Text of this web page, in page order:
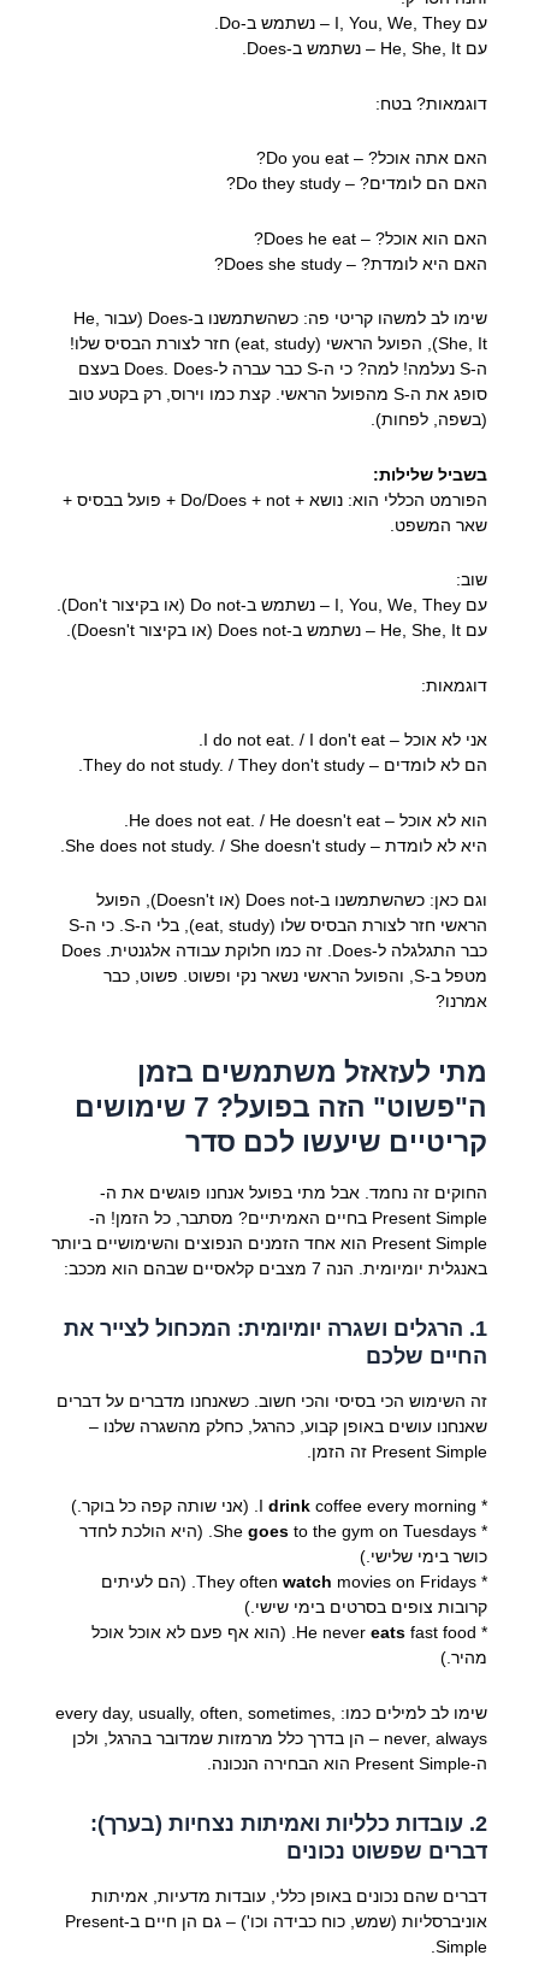
עם I, You, We, They – נשתמש ב-Do.
עם He, She, It – נשתמש ב-Does.
דוגמאות? בטח:
האם אתה אוכל? – Do you eat?
האם הם לומדים? – Do they study?
האם הוא אוכל? – Does he eat?
האם היא לומדת? – Does she study?
שימו לב למשהו קריטי פה: כשהשתמשנו ב-Does (עבור He,
She, It), הפועל הראשי (eat, study) חזר לצורת הבסיס שלו!
ה-S נעלמה! למה? כי ה-S כבר עברה ל-Does. Does בעצם
סופג את ה-S מהפועל הראשי. קצת כמו וירוס, רק בקטע טוב
(בשפה, לפחות).
בשביל שלילות:
הפורמט הכללי הוא: נושא + Do/Does + not + פועל בבסיס +
שאר המשפט.
שוב:
עם I, You, We, They – נשתמש ב-Do not (או בקיצור Don't).
עם He, She, It – נשתמש ב-Does not (או בקיצור Doesn't).
דוגמאות:
אני לא אוכל – I do not eat. / I don't eat.
הם לא לומדים – They do not study. / They don't study.
הוא לא אוכל – He does not eat. / He doesn't eat.
היא לא לומדת – She does not study. / She doesn't study.
וגם כאן: כשהשתמשנו ב-Does not (או Doesn't), הפועל
הראשי חזר לצורת הבסיס שלו (eat, study), בלי ה-S. כי ה-S
כבר התגלגלה ל-Does. זה כמו חלוקת עבודה אלגנטית. Does
מטפל ב-S, והפועל הראשי נשאר נקי ופשוט. פשוט, כבר
אמרנו?
מתי לעזאזל משתמשים בזמן
ה"פשוט" הזה בפועל? 7 שימושים
קריטיים שיעשו לכם סדר
החוקים זה נחמד. אבל מתי בפועל אנחנו פוגשים את ה-
Present Simple בחיים האמיתיים? מסתבר, כל הזמן! ה-
Present Simple הוא אחד הזמנים הנפוצים והשימושיים ביותר
באנגלית יומיומית. הנה 7 מצבים קלאסיים שבהם הוא מככב:
1. הרגלים ושגרה יומיומית: המכחול לצייר את
החיים שלכם
זה השימוש הכי בסיסי והכי חשוב. כשאנחנו מדברים על דברים
שאנחנו עושים באופן קבוע, כהרגל, כחלק מהשגרה שלנו –
Present Simple זה הזמן.
* I
drink coffee every morning. (אני שותה קפה כל בוקר.)
* She
goes
to the gym on Tuesdays. (היא הולכת לחדר
כושר בימי שלישי.)
* They often
watch
movies on Fridays. (הם לעיתים
קרובות צופים בסרטים בימי שישי.)
* He never
eats
fast food. (הוא אף פעם לא אוכל אוכל
מהיר.)
שימו לב למילים כמו: every day, usually, often, sometimes,
never, always – הן בדרך כלל מרמזות שמדובר בהרגל, ולכן
ה-Present Simple הוא הבחירה הנכונה.
2. עובדות כלליות ואמיתות נצחיות (בערך):
דברים שפשוט נכונים
דברים שהם נכונים באופן כללי, עובדות מדעיות, אמיתות
אוניברסליות (שמש, כוח כבידה וכו') – גם הן חיים ב-Present
Simple.